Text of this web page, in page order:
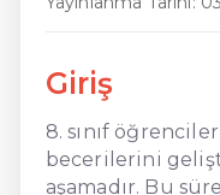
Giriş
8. sınıf
becerilerini
aşamadır. Bu